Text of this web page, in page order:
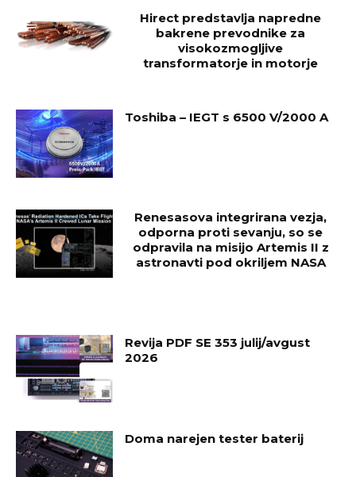
Hirect predstavlja napredne
bakrene prevodnike za
visokozmogljive
transformatorje in motorje
Toshiba – IEGT s 6500 V/2000 A
Renesasova integrirana vezja,
odporna proti sevanju, so se
odpravila na misijo Artemis II z
astronavti pod okriljem NASA
Revija PDF SE 353 julij/avgust
2026
Doma narejen tester baterij